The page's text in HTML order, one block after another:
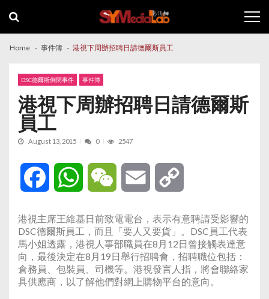
navigation
content
Home 事件簿 港視下周辦招聘日請德爾斯員工
DSC德爾斯倒閉事件 事件簿
港視下周辦招聘日請德爾斯
員工
August 13, 2015 0 2547
Facebook WhatsAppWeChat Email
港視主席王維基日前致電電台，表示有意聘請受影響的
DSC德爾斯員工，而且「要人又要貨」。DSC員工代表
馬小姐透露，港視人事部職員在8月12日曾接觸表達意
向，最後決定在8月19日舉行招聘會，招聘職位包括：
倉務員、包裝員、司機等。港視發言人指，將會聯絡家
具供應商，以了解他們對網上購物平台的意向。